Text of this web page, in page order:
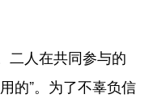
人在共同参与的
的”。为了不辜负信